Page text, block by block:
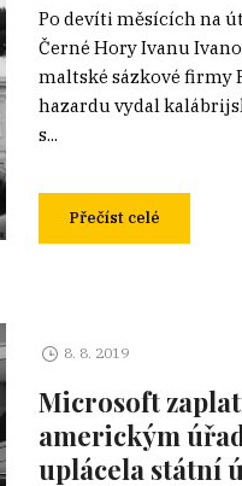
Po devíti měsících na
Černé Hory Ivanu
maltské sázkové firmy
hazardu vydal
s...
Přečíst celé
8. 8. 2019
Microsoft
americkým
uplácela státní